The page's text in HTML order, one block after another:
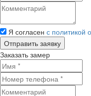
Я согласен с политикой
Заказать замер